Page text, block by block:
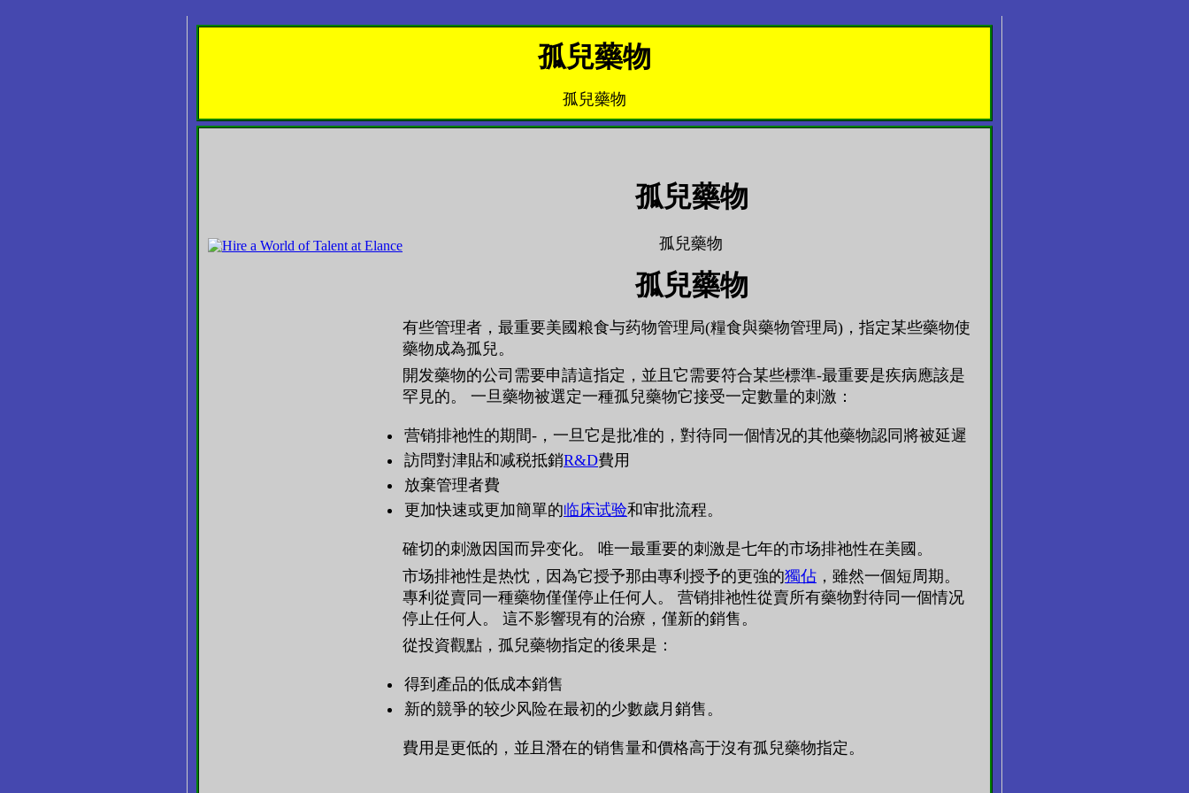
孤兒藥物
孤兒藥物
孤兒藥物
孤兒藥物
孤兒藥物
有些管理者，最重要美國粮食与药物管理局(糧食與藥物管理局)，指定某些藥物使
藥物成為孤兒。
開发藥物的公司需要申請這指定，並且它需要符合某些標準-最重要是疾病應該是
罕見的。 一旦藥物被選定一種孤兒藥物它接受一定數量的刺激：
营销排祂性的期間-，一旦它是批准的，對待同一個情况的其他藥物認同將被延遲
訪問對津貼和减税抵銷R&D費用
放棄管理者費
更加快速或更加簡單的临床试验和审批流程。
確切的刺激因国而异变化。 唯一最重要的刺激是七年的市场排祂性在美國。
市场排祂性是热忱，因為它授予那由專利授予的更強的獨佔 ，雖然一個短周期。
專利從賣同一種藥物僅僅停止任何人。 营销排祂性從賣所有藥物對待同一個情况
停止任何人。 這不影響現有的治療，僅新的銷售。
從投資觀點，孤兒藥物指定的後果是：
得到產品的低成本銷售
新的競爭的较少风险在最初的少數歲月銷售。
費用是更低的，並且潛在的销售量和價格高于沒有孤兒藥物指定。